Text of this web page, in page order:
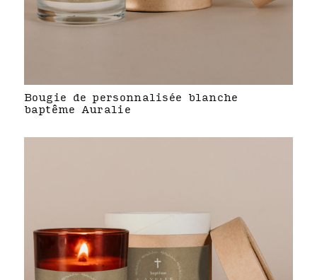
Bougie de personnalisée blanche
baptême Auralie